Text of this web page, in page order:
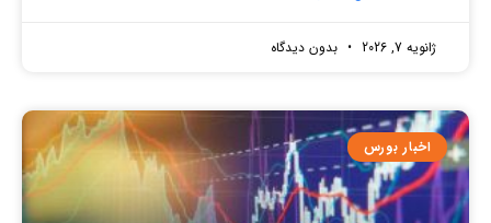
ژانویه 7, 2026 بدون دیدگاه
اخبار بورس